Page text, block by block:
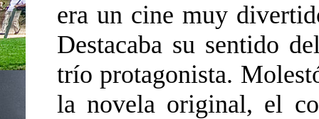
era un cine muy
Destacaba su sentido
trío protagonista.
la novela original, el